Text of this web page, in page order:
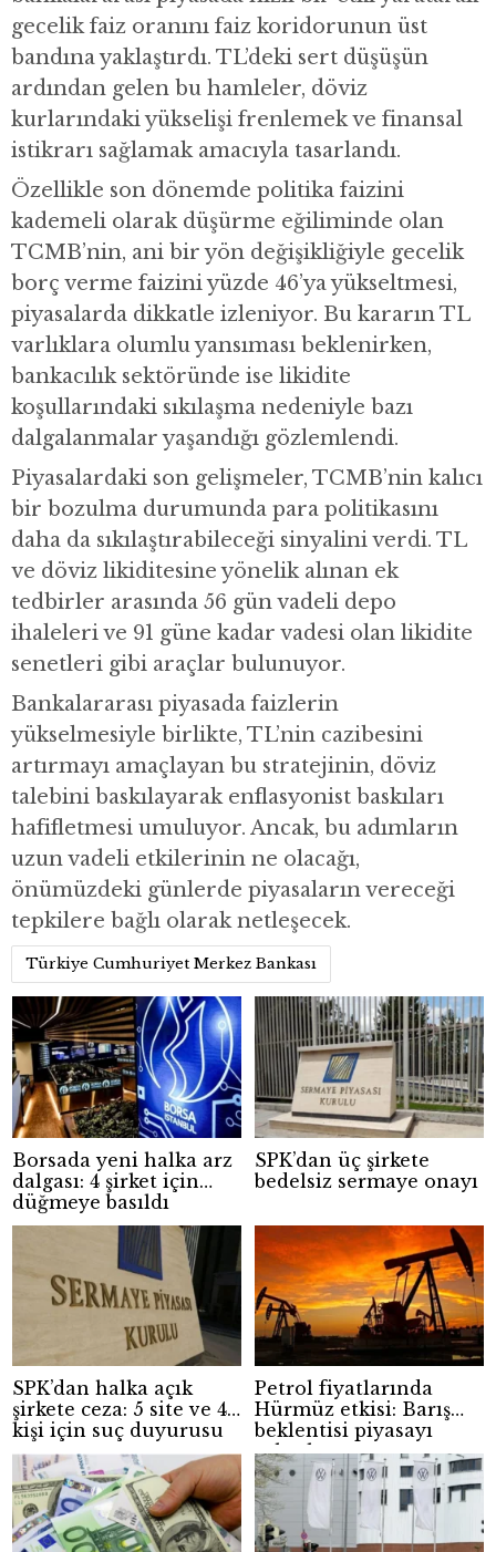
gecelik faiz oranını faiz koridorunun üst
bandına yaklaştırdı. TL’deki sert düşüşün
ardından gelen bu hamleler, döviz
kurlarındaki yükselişi frenlemek ve finansal
istikrarı sağlamak amacıyla tasarlandı.
Özellikle son dönemde politika faizini
kademeli olarak düşürme eğiliminde olan
TCMB’nin, ani bir yön değişikliğiyle gecelik
borç verme faizini yüzde 46’ya yükseltmesi,
piyasalarda dikkatle izleniyor. Bu kararın TL
varlıklara olumlu yansıması beklenirken,
bankacılık sektöründe ise likidite
koşullarındaki sıkılaşma nedeniyle bazı
dalgalanmalar yaşandığı gözlemlendi.
Piyasalardaki son gelişmeler, TCMB’nin kalıcı
bir bozulma durumunda para politikasını
daha da sıkılaştırabileceği sinyalini verdi. TL
ve döviz likiditesine yönelik alınan ek
tedbirler arasında 56 gün vadeli depo
ihaleleri ve 91 güne kadar vadesi olan likidite
senetleri gibi araçlar bulunuyor.
Bankalararası piyasada faizlerin
yükselmesiyle birlikte, TL’nin cazibesini
artırmayı amaçlayan bu stratejinin, döviz
talebini baskılayarak enflasyonist baskıları
hafifletmesi umuluyor. Ancak, bu adımların
uzun vadeli etkilerinin ne olacağı,
önümüzdeki günlerde piyasaların vereceği
tepkilere bağlı olarak netleşecek.
Türkiye Cumhuriyet Merkez Bankası
Borsada yeni halka arz
dalgası: 4 şirket için
düğmeye basıldı
SPK’dan üç şirkete
bedelsiz sermaye onayı
SPK’dan halka açık
şirkete ceza: 5 site ve 4
kişi için suç duyurusu
Petrol fiyatlarında
Hürmüz etkisi: Barış
beklentisi piyasayı
rahatlattı